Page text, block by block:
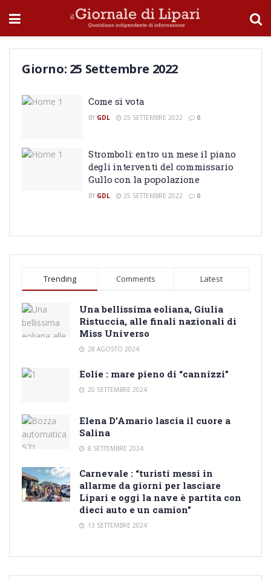
Giorno: 25 Settembre 2022
Come si vota
BY GDL 25 SETTEMBRE 2022 0
Stromboli: entro un mese il piano
degli interventi del commissario
Gullo con la popolazione
BY GDL 25 SETTEMBRE 2022 0
Trending Comments Latest
Una bellissima eoliana, Giulia
Ristuccia, alle finali nazionali di
Miss Universo
28 AGOSTO 2024
Eolie : mare pieno di “cannizzi”
20 SETTEMBRE 2024
Elena D’Amario lascia il cuore a
Salina
8 SETTEMBRE 2024
Carnevale : “turisti messi in
allarme da giorni per lasciare
Lipari e oggi la nave è partita con
dieci auto e un camion”
13 SETTEMBRE 2024